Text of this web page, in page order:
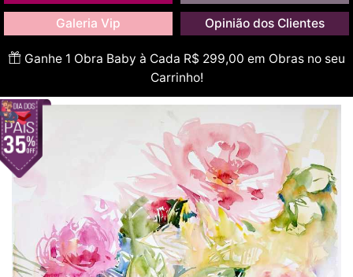
Galeria Vip Opinião dos Clientes
Ganhe 1 Obra Baby à Cada R$ 299,00 em Obras no seu
Carrinho!